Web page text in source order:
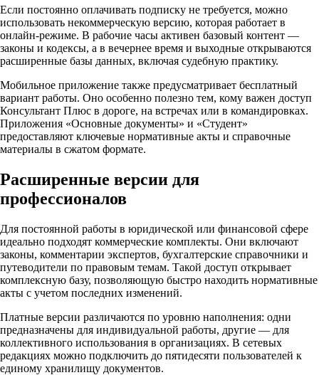
Если постоянно оплачивать подписку не требуется, можно
использовать некоммерческую версию, которая работает в
онлайн-режиме. В рабочие часы активен базовый контент —
законы и кодексы, а в вечернее время и выходные открываются
расширенные базы данных, включая судебную практику.​
Мобильное приложение также предусматривает бесплатный
вариант работы. Оно особенно полезно тем, кому важен доступ
Консультант Плюс в дороге, на встречах или в командировках.
Приложения «Основные документы» и «Студент»
предоставляют ключевые нормативные акты и справочные
материалы в сжатом формате.
Расширенные версии для
профессионалов
Для постоянной работы в юридической или финансовой сфере
идеально подходят коммерческие комплекты. Они включают
законы, комментарии экспертов, бухгалтерские справочники и
путеводители по правовым темам. Такой доступ открывает
комплексную базу, позволяющую быстро находить нормативные
акты с учетом последних изменений.
Платные версии различаются по уровню наполнения: одни
предназначены для индивидуальной работы, другие — для
коллективного использования в организациях. В сетевых
редакциях можно подключить до пятидесяти пользователей к
единому хранилищу документов.​